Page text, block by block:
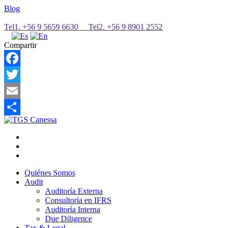
Blog
Tel1. +56 9 5659 6630 Tel2. +56 9 8901 2552
Compartir
Facebook
Twitter
Email
Share
Quiénes Somos
Audit
Auditoría Externa
Consultoría en IFRS
Auditoría Interna
Due Diligence